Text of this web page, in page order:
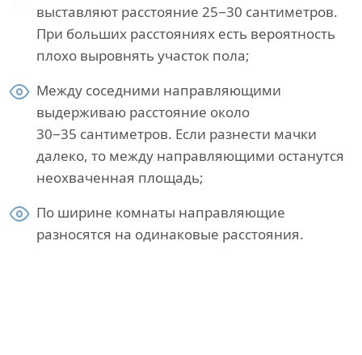
выставляют расстояние 25−30 сантиметров.
При больших расстояниях есть вероятность
плохо выровнять участок пола;
Между соседними направляющими
выдерживаю расстояние около
30−35 сантиметров. Если разнести мачки
далеко, то между направляющими останутся
неохваченная площадь;
По ширине комнаты направляющие
разносятся на одинаковые расстояния.